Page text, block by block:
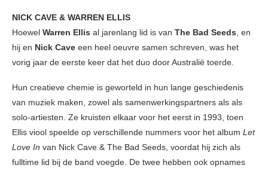
NICK CAVE & WARREN ELLIS
Hoewel Warren Ellis al jarenlang lid is van The Bad Seeds, en
hij en Nick Cave een heel oeuvre samen schreven, was het
vorig jaar de eerste keer dat het duo door Australië toerde.
Hun creatieve chemie is geworteld in hun lange geschiedenis
van muziek maken, zowel als samenwerkingspartners als als
solo-artiesten. Ze kruisten elkaar voor het eerst in 1993, toen
Ellis viool speelde op verschillende nummers voor het album Let
Love In van Nick Cave & The Bad Seeds, voordat hij zich als
fulltime lid bij de band voegde. De twee hebben ook opnames